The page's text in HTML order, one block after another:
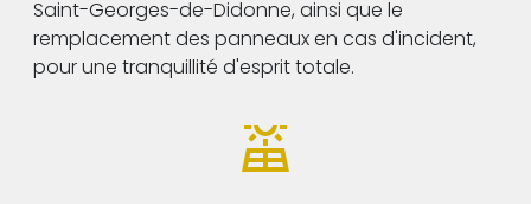
Saint-Georges-de-Didonne, ainsi que le
remplacement des panneaux en cas d'incident,
pour une tranquillité d'esprit totale.